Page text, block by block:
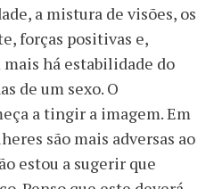
a mistura de visões, os
forças positivas e,
há estabilidade do
de um sexo. O
a tingir a imagem. Em
são mais adversas ao
estou a sugerir que